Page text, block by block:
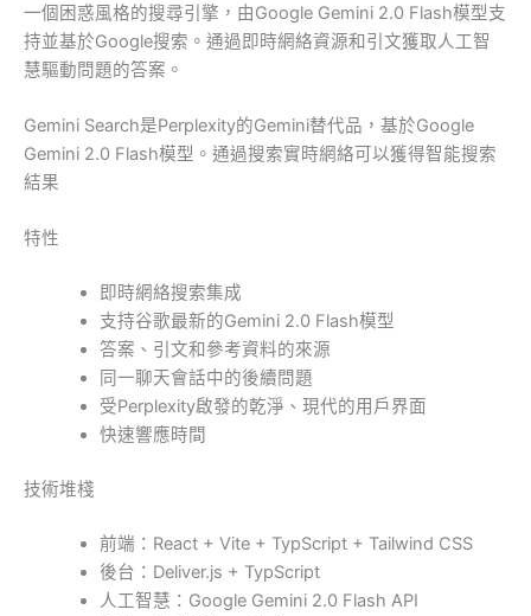
一個困惑風格的搜尋引擎，由Google Gemini 2.0 Flash模型支
持並基於Google搜索。通過即時網絡資源和引文獲取人工智
慧驅動問題的答案。
Gemini Search是Perplexity的Gemini替代品，基於Google
Gemini 2.0 Flash模型。通過搜索實時網絡可以獲得智能搜索
結果
特性
即時網絡搜索集成
支持谷歌最新的Gemini 2.0 Flash模型
答案、引文和參考資料的來源
同一聊天會話中的後續問題
受Perplexity啟發的乾淨、現代的用戶界面
快速響應時間
技術堆棧
前端：React + Vite + TypScript + Tailwind CSS
後台：Deliver.js + TypScript
人工智慧：Google Gemini 2.0 Flash API